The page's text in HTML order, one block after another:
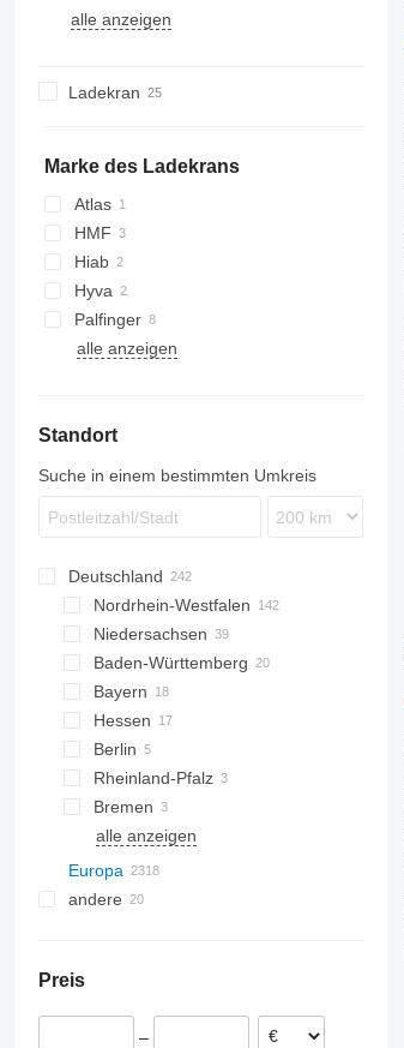
CF 85 460
CF 370
LF 250 FA
XF 105 410
XF 450
Magirus
X-Way
TGA
Atego
Sprinter
D Wide
Midlum
K-series
Jamal
A-series
FMX
alle anzeigen
Ladekran
Marke des Ladekrans
Atlas
HMF
Hiab
Hyva
Palfinger
alle anzeigen
Standort
Suche in einem bestimmten Umkreis
Deutschland
Nordrhein-Westfalen
Köln
Frechen
Düsseldorf
Dortmund
Bottrop
Hilden
Lemgo
Datteln
alle anzeigen
Niedersachsen
Hannover
Bovenden
Groß Ippener
Sittensen
Salzgitter
Peine
Oldenburg
Baden-Württemberg
Stuttgart
Freiburg im Breisgau
Karlsruhe
Jestetten
Tübingen
Bayern
München
Regensburg
Erlangen
Landshut
Hessen
Frankfurt am Main
Gießen
Kassel
Darmstadt
Berlin
Dahlem
Rheinland-Pfalz
Trier
Bremen
Bremen
Kiel
Schwerin
Hamburg
Potsdam
alle anzeigen
Europa
Niederlande
Ungarn
Tschechien
andere
Preis
–